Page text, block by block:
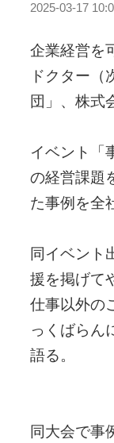
2025-03-17
企業経営を
ドクター（
団」、株式
イベント「
の経営課題
た事例を全
同イベント
援を掲げて
仕事以外の
っくばらん
語る。
同大会で事